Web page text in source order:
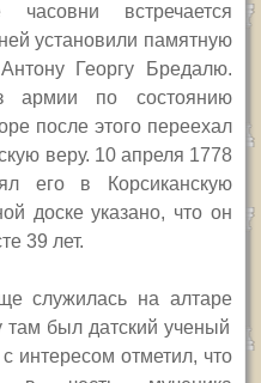
встречается
установили памятную
Георгу Бредалю.
армии по состоянию
после этого переехал
веру. 10 апреля 1778
его в Корсиканскую
доске указано, что он
39 лет.
служилась на алтаре
там был датский ученый
интересом отметил, что